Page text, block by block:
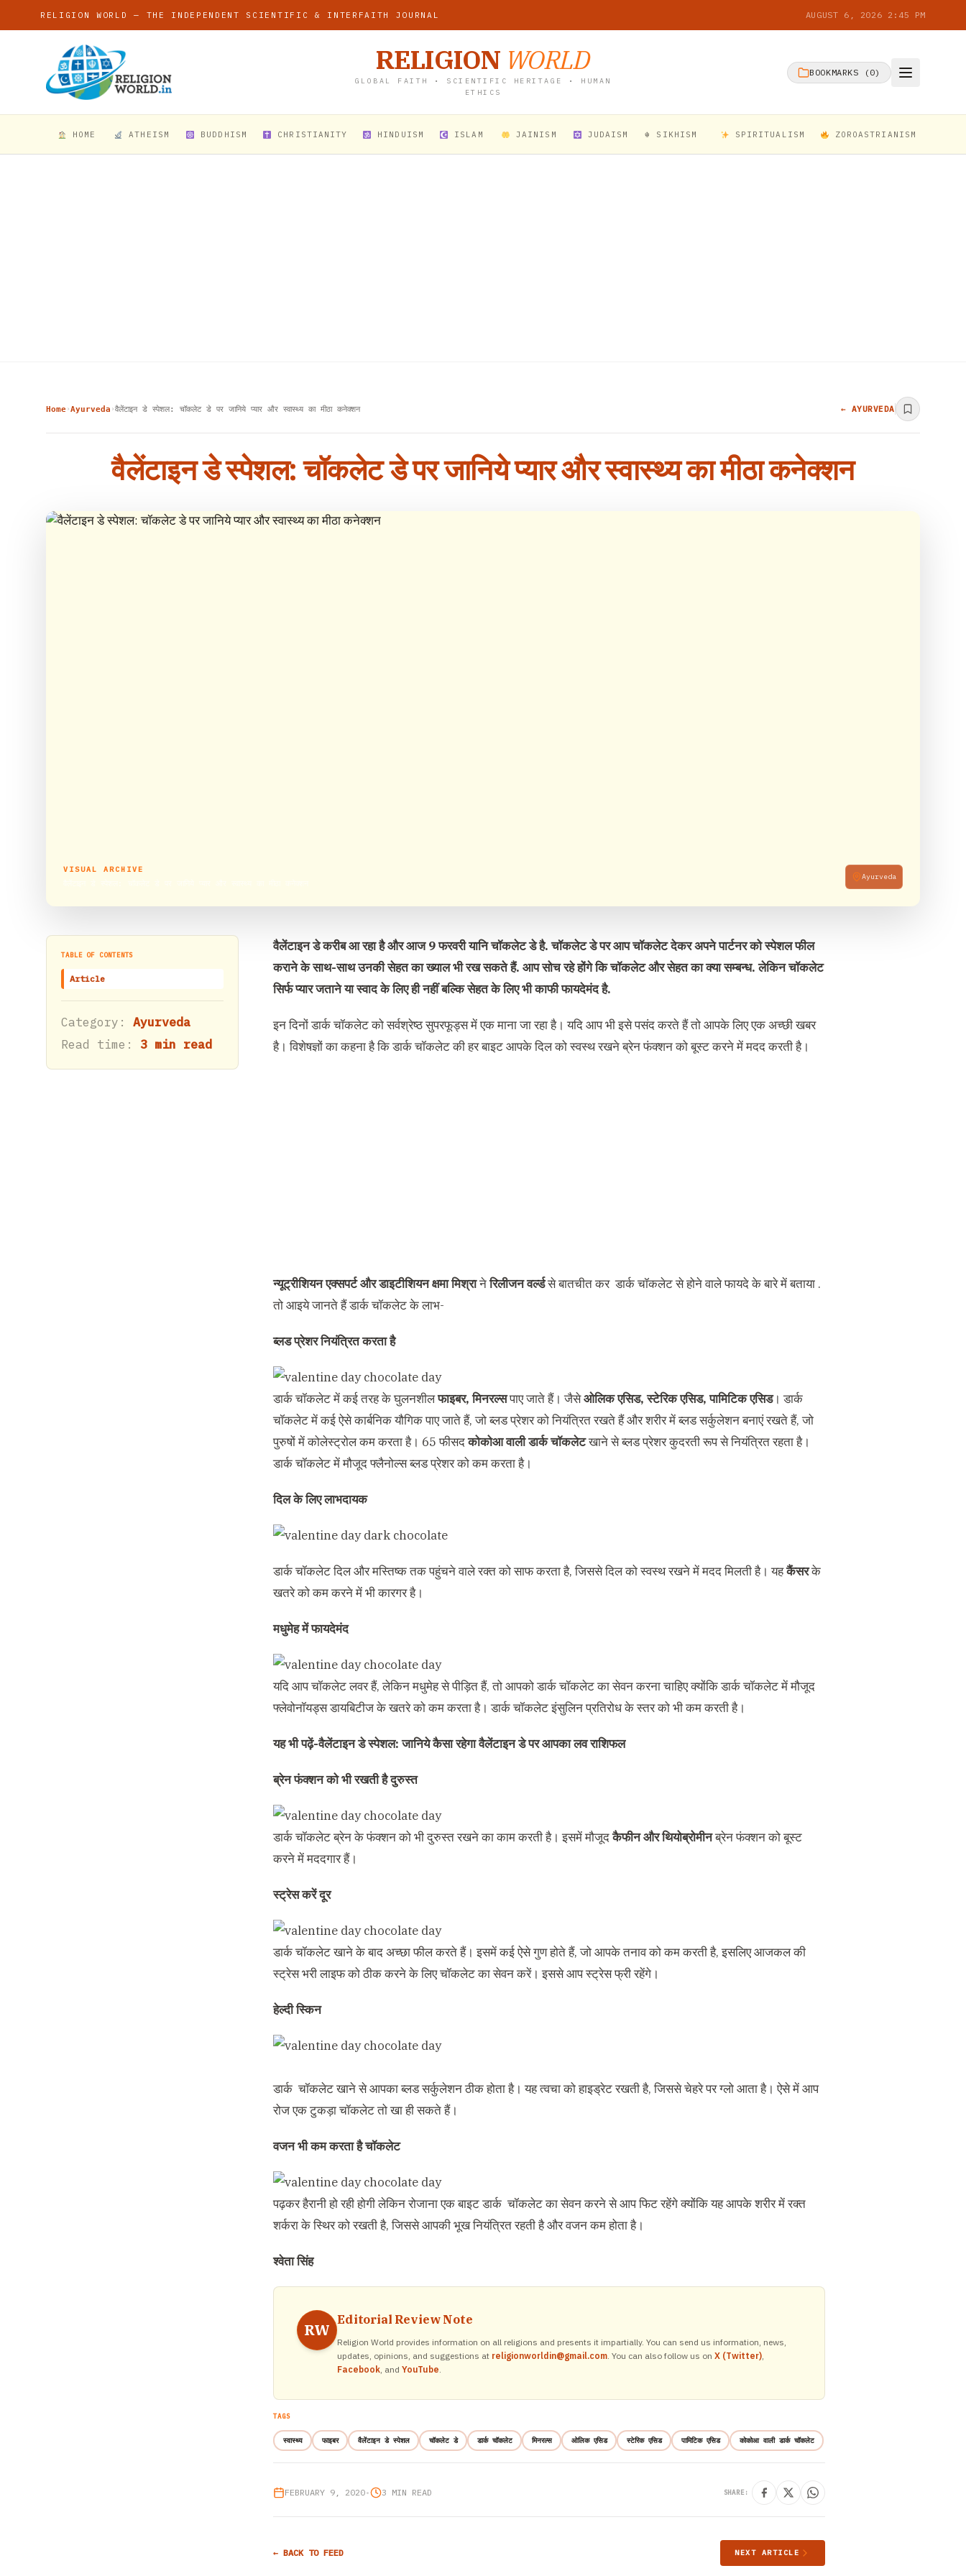
RELIGION WORLD — THE INDEPENDENT SCIENTIFIC & INTERFAITH JOURNAL AUGUST 6, 2026 2:45 PM
RELIGION WORLD
GLOBAL FAITH • SCIENTIFIC HERITAGE • HUMAN
ETHICS
BOOKMARKS ( 0)
HOME ATHEISM BUDDHISM CHRISTIANITY HINDUISM ISLAM JAINISM JUDAISM ☬ SIKHISM SPIRITUALISM ZOROASTRIANISM
Home›Ayurveda ›वैलेंटाइन डे स्पेशल: चॉकलेट डे पर जानिये प्यार और स्वास्थ्य का मीठा कनेक्शन ← AYURVEDA
वैलेंटाइन डे स्पेशल: चॉकलेट डे पर जानिये प्यार और स्वास्थ्य का मीठा कनेक्शन
VISUAL ARCHIVE
Ayurveda
TABLE OF CONTENTS
Article
Category: Ayurveda
Read time: 3 min read
वैलेंटाइन डे करीब आ रहा है और आज 9 फरवरी यानि चॉकलेट डे है. चॉकलेट डे पर आप चॉकलेट देकर अपने पार्टनर को स्पेशल फील
कराने के साथ-साथ उनकी सेहत का ख्याल भी रख सकते हैं. आप सोच रहे होंगे कि चॉकलेट और सेहत का क्या सम्बन्ध. लेकिन चॉकलेट
सिर्फ प्यार जताने या स्वाद के लिए ही नहीं बल्कि सेहत के लिए भी काफी फायदेमंद है.
इन दिनों डार्क चॉकलेट को सर्वश्रेष्ठ सुपरफूड्स में एक माना जा रहा है। यदि आप भी इसे पसंद करते हैं तो आपके लिए एक अच्छी खबर
है। विशेषज्ञों का कहना है कि डार्क चॉकलेट की हर बाइट आपके दिल को स्वस्थ रखने ब्रेन फंक्शन को बूस्ट करने में मदद करती है।
न्यूट्रीशियन एक्सपर्ट और डाइटीशियनक्षमा मिश्रानेरिलीजन वर्ल्डसे बातचीत कर डार्क चॉकलेट से होने वाले फायदे के बारे में बताया .
तो आइये जानते हैं डार्क चॉकलेट के लाभ-
ब्लड प्रेशर नियंत्रित करता है
डार्क चॉकलेट में कई तरह के घुलनशीलफाइबर, मिनरल्सपाए जाते हैं। जैसेओलिक एसिड, स्टेरिक एसिड, पामिटिक एसिड। डार्क
चॉकलेट में कई ऐसे कार्बनिक यौगिक पाए जाते हैं, जो ब्लड प्रेशर को नियंत्रित रखते हैं और शरीर में ब्लड सर्कुलेशन बनाएं रखते हैं, जो
पुरुषों में कोलेस्ट्रोल कम करता है। 65 फीसदकोकोआ वाली डार्क चॉकलेटखाने से ब्लड प्रेशर कुदरती रूप से नियंत्रित रहता है।
डार्क चॉकलेट में मौजूद फ्लैनोल्स ब्लड प्रेशर को कम करता है।
दिल के लिए लाभदायक
डार्क चॉकलेट दिल और मस्तिष्क तक पहुंचने वाले रक्त को साफ करता है, जिससे दिल को स्वस्थ रखने में मदद मिलती है। यहकैंसरके
खतरे को कम करने में भी कारगर है।
मधुमेह में फायदेमंद
यदि आप चॉकलेट लवर हैं, लेकिन मधुमेह से पीड़ित हैं, तो आपको डार्क चॉकलेट का सेवन करना चाहिए क्योंकि डार्क चॉकलेट में मौजूद
फ्लेवोनॉयड्स डायबिटीज के खतरे को कम करता है। डार्क चॉकलेट इंसुलिन प्रतिरोध के स्तर को भी कम करती है।
यह भी पढ़ें-वैलेंटाइन डे स्पेशल: जानिये कैसा रहेगा वैलेंटाइन डे पर आपका लव राशिफल
ब्रेन फंक्शन को भी रखती है दुरुस्त
डार्क चॉकलेट ब्रेन के फंक्शन को भी दुरुस्त रखने का काम करती है। इसमें मौजूदकैफीन और थियोब्रोमीनब्रेन फंक्शन को बूस्ट
करने में मददगार हैं।
स्ट्रेस करें दूर
डार्क चॉकलेट खाने के बाद अच्छा फील करते हैं। इसमें कई ऐसे गुण होते हैं, जो आपके तनाव को कम करती है, इसलिए आजकल की
स्ट्रेस भरी लाइफ को ठीक करने के लिए चॉकलेट का सेवन करें। इससे आप स्ट्रेस फ्री रहेंगे।
हेल्दी स्किन
डार्क चॉकलेट खाने से आपका ब्लड सर्कुलेशन ठीक होता है। यह त्वचा को हाइड्रेट रखती है, जिससे चेहरे पर ग्लो आता है। ऐसे में आप
रोज एक टुकड़ा चॉकलेट तो खा ही सकते हैं।
वजन भी कम करता है चॉकलेट
पढ़कर हैरानी हो रही होगी लेकिन रोजाना एक बाइट डार्क चॉकलेट का सेवन करने से आप फिट रहेंगे क्योंकि यह आपके शरीर में रक्त
शर्करा के स्थिर को रखती है, जिससे आपकी भूख नियंत्रित रहती है और वजन कम होता है।
श्वेता सिंह
RW
Editorial Review Note
Religion World provides information on all religions and presents it impartially. You can send us information, news,
updates, opinions, and suggestions at religionworldin@gmail.com. You can also follow us on X (Twitter),
Facebook, and YouTube.
TAGS
स्वास्थ्य फाइबर वैलेंटाइन डे स्पेशल चॉकलेट डे डार्क चॉकलेट मिनरल्स ओलिक एसिड स्टेरिक एसिड पामिटिक एसिड कोकोआ वाली डार्क चॉकलेट
FEBRUARY 9, 2020• 3 MIN READ SHARE:
← BACK TO FEED NEXT ARTICLE